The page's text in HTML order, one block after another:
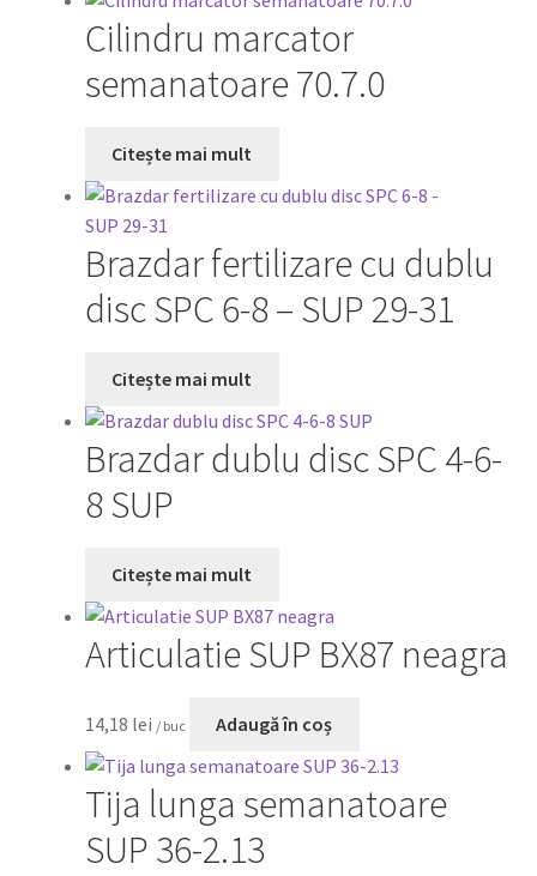
Cilindru marcator
semanatoare 70.7.0
Citește mai mult
Brazdar fertilizare cu dublu
disc SPC 6-8 – SUP 29-31
Citește mai mult
Brazdar dublu disc SPC 4-6-
8 SUP
Citește mai mult
Articulatie SUP BX87 neagra
14,18 lei / buc Adaugă în coș
Tija lunga semanatoare
SUP 36-2.13